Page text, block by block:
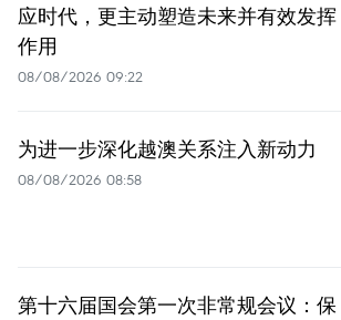
应时代，更主动塑造未来并有效发挥
作用
08/08/2026 09:22
为进一步深化越澳关系注入新动力
08/08/2026 08:58
第十六届国会第一次非常规会议：保